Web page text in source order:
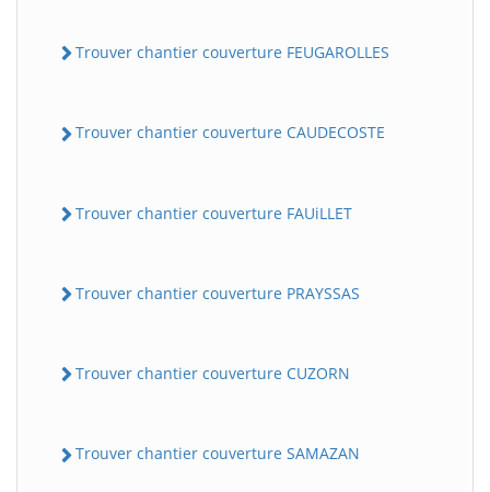
Trouver chantier couverture FEUGAROLLES
Trouver chantier couverture CAUDECOSTE
Trouver chantier couverture FAUiLLET
Trouver chantier couverture PRAYSSAS
Trouver chantier couverture CUZORN
Trouver chantier couverture SAMAZAN